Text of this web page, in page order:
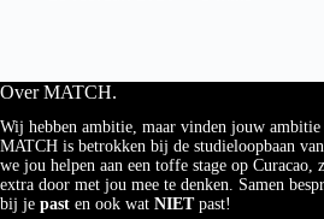
Over MATCH.
Wij hebben ambitie, maar vinden jouw
MATCH is betrokken bij de studieloopbaan
we jou helpen aan een toffe stage op Curacao,
extra door met jou mee te denken. Samen
bij je past en ook wat NIET past!